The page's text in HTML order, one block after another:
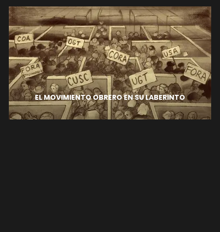
EL MOVIMIENTO OBRERO EN SU LABERINTO